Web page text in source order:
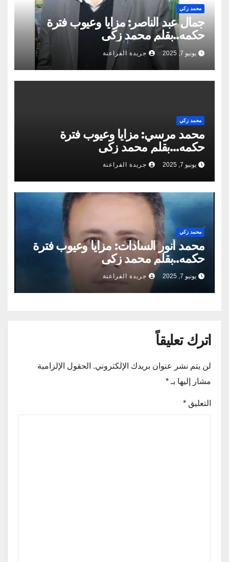
محمد زكي
جمال عبد الناصر: مزايا وعيوب فترة
حكمه..بقلم محمد زكى
يونيو 7, 2025 جريدة الفراعنة
محمد زكي
محمد مرسي: مزايا وعيوب فترة
حكمه…بقلم محمد زكى
يونيو 7, 2025 جريدة الفراعنة
محمد زكي
محمد أنور السادات: مزايا وعيوب فترة
حكمه..بقلم محمد زكى
يونيو 7, 2025 جريدة الفراعنة
اترك تعليقاً
لن يتم نشر عنوان بريدك الإلكتروني. الحقول الإلزامية
مشار إليها بـ *
التعليق *